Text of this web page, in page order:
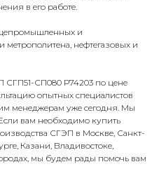
в его работе.
и
нефтегазовых и
СГП51-СП080 Р74203 по цене
опытных специалистов
менеджерам уже сегодня. Мы
вам необходимо купить
СГЭП в Москве, Санкт-
Казани, Владивостоке,
мы будем рады помочь вам